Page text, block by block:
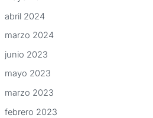
abril 2024
marzo 2024
junio 2023
mayo 2023
marzo 2023
febrero 2023